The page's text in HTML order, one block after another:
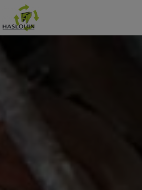
Panneau de gestion des cookies